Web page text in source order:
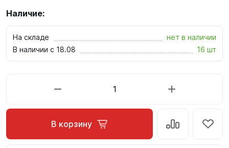
Наличие:
На складе
нет в наличии
В наличии с 18.08
16 шт
В корзину